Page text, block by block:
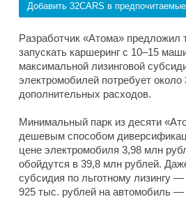
Добавить 32CARS в
Разработчик «Атома» предложил
запускать каршеринг с 10–15
максимальной лизинговой
электромобилей потребует
дополнительных расходов.
Минимальный парк из десяти
дешевым способом
цене электромобиля 3,98 млн
обойдутся в 39,8 млн рублей.
субсидия по льготному лизингу
925 тыс. рублей на автомобиль